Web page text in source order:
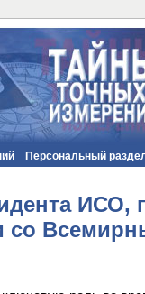
Персональный
ИСО,
со